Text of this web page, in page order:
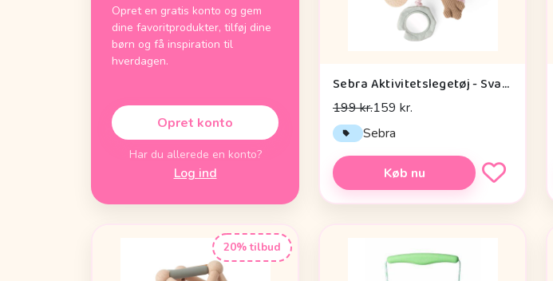
Opret en gratis konto og gem
dine favoritprodukter, tilføj dine
børn og få inspiration til
hverdagen.
Opret konto
Har du allerede en konto?
Log ind
Sebra Aktivitetslegetøj - Svane
199 kr.159 kr.
Sebra
Køb nu
20% tilbud